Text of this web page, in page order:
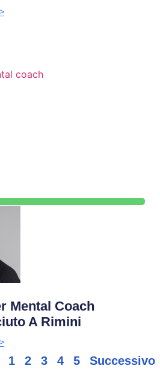
Mental Coach
A Rimini
1 2 3 4 5 Successivo